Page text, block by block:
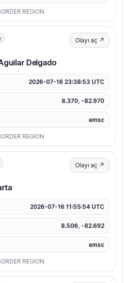
REGION
Olayı aç ↗
Delgado
2026-07-16 23:38:53 UTC
8.370, -82.970
emsc
REGION
Olayı aç ↗
2026-07-16 11:55:54 UTC
8.506, -82.692
emsc
REGION